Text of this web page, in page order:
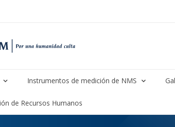
Instrumentos de medición de NMS
de Recursos Humanos